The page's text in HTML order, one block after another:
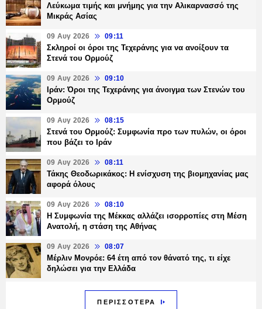
Λεύκωμα τιμής και μνήμης για την Αλικαρνασσό της
Μικράς Ασίας
09 Αυγ 2026 09:11
Σκληροί οι όροι της Τεχεράνης για να ανοίξουν τα
Στενά του Ορμούζ
09 Αυγ 2026 09:10
Ιράν: Όροι της Τεχεράνης για άνοιγμα των Στενών του
Ορμούζ
09 Αυγ 2026 08:15
Στενά του Ορμούζ: Συμφωνία προ των πυλών, οι όροι
που βάζει το Ιράν
09 Αυγ 2026 08:11
Τάκης Θεοδωρικάκος: Η ενίσχυση της βιομηχανίας μας
αφορά όλους
09 Αυγ 2026 08:10
Η Συμφωνία της Μέκκας αλλάζει ισορροπίες στη Μέση
Ανατολή, η στάση της Αθήνας
09 Αυγ 2026 08:07
Μέρλιν Μονρόε: 64 έτη από τον θάνατό της, τι είχε
δηλώσει για την Ελλάδα
ΠΕΡΙΣΣΟΤΕΡΑ